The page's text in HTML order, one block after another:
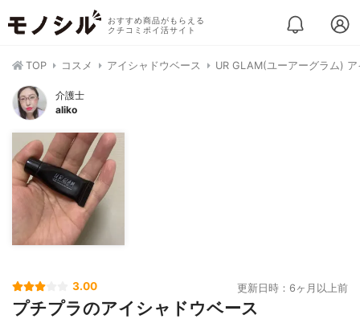
おすすめ商品がもらえる
クチコミポイ活サイト
TOP コスメ アイシャドウベース UR GLAM(ユーアーグラム)
介護士
aliko
3.00 更新日時：6ヶ月以上前
プチプラのアイシャドウベース